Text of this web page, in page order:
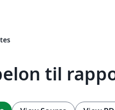
til